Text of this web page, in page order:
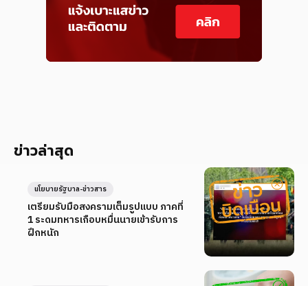
ข่าวล่าสุด
เตรียมรับมือสงครามเต็มรูปแบบ ภาคที่
1 ระดมทหารเกือบหมื่นนายเข้ารับการ
ฝึกหนัก
นโยบายรัฐบาล-ข่าวสาร